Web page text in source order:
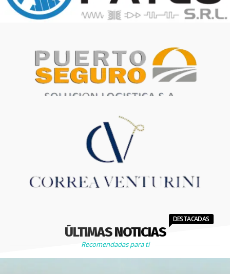
ÚLTIMAS NOTICIAS
DESTACADAS
Recomendadas para ti